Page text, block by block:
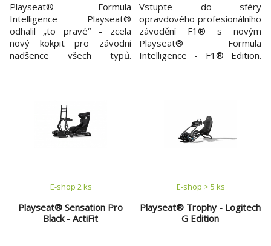
Playseat® Formula
Intelligence Playseat®
odhalil „to pravé“ – zcela
nový kokpit pro závodní
nadšence všech typů.
ven na trať. „Je to nejlepší
kokpit simulátoru a dává
autentický pocit z řízení
skutečného vozu F1,“ říká
Vstupte do sféry
opravdového profesionálního
závodění F1® s novým
Playseat® Formula
Intelligence - F1® Edition.
materiálů nejvyšší kvality,
poskytuje pohlcující zážitek.
Není to jen závodní sedadlo,
Playseat® Sensation Pro
Black - ActiFit
E-shop 2 ks
Playseat® Trophy - Logitech
G Edition
E-shop > 5 ks